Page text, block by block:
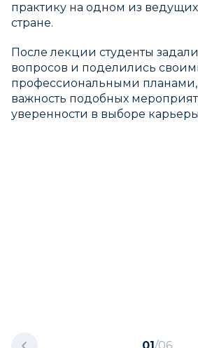
практику на одном из
стране.
После лекции студенты
вопросов и поделились
профессиональными планами,
важность подобных
уверенности в выборе